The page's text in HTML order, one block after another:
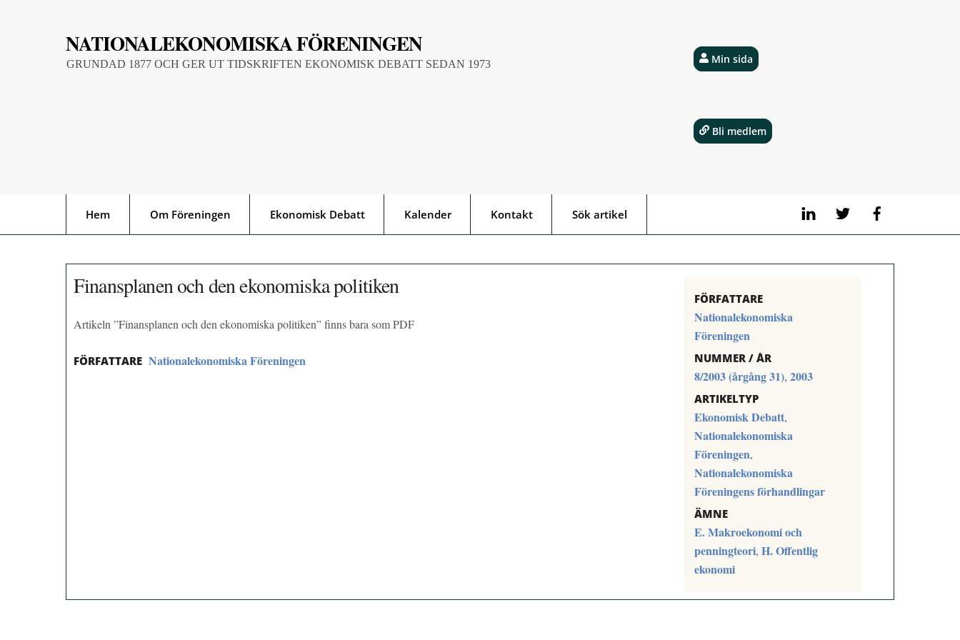
NATIONALEKONOMISKA FÖRENINGEN
GRUNDAD 1877 OCH GER UT TIDSKRIFTEN EKONOMISK DEBATT SEDAN 1973
LinkedIn Twitter
Hem Om Föreningen Ekonomisk Debatt Kalender Kontakt Sök artikel
Min sida
Bli medlem
Finansplanen och den ekonomiska politiken
Artikeln ”Finansplanen och den ekonomiska politiken” finns bara som PDF
FÖRFATTARE Nationalekonomiska Föreningen
FÖRFATTARE
Nationalekonomiska
Föreningen
NUMMER / ÅR
8/2003 (årgång 31), 2003
ARTIKELTYP
Ekonomisk Debatt,
Nationalekonomiska
Föreningen,
Nationalekonomiska
Föreningens förhandlingar
ÄMNE
E. Makroekonomi och
penningteori, H. Offentlig
ekonomi